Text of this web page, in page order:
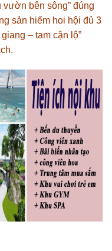
vườn bên sông” đúng
sản hiếm hoi hội đủ 3
– tam cận lộ”